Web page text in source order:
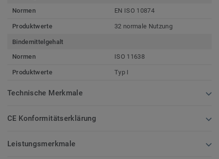
Normen
EN ISO 10874
Produktwerte 32 normale Nutzung
Bindemittelgehalt
Normen
ISO 11638
Produktwerte Typ I
Technische Merkmale
CE Konformitätserklärung
Leistungsmerkmale